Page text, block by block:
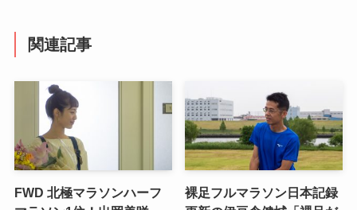
関連記事
FWD 北極マラソンハーフ
裸足フルマラソン日本記録